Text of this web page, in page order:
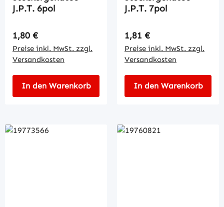
J.P.T. 6pol
Regulärer Preis:
1,80 €
Preise inkl. MwSt. zzgl.
Versandkosten
In den Warenkorb
J.P.T. 7pol
Regulärer Preis:
1,81 €
Preise inkl. MwSt. zzgl.
Versandkosten
In den Warenkorb